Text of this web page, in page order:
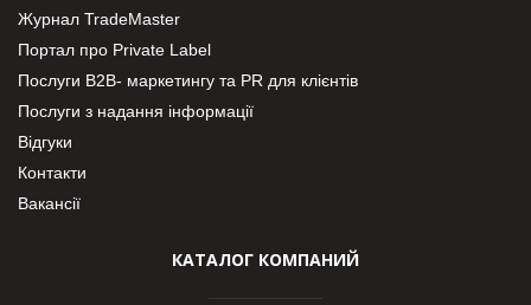
Журнал TradeMaster
Портал про Private Label
Послуги В2В- маркетингу та PR для клієнтів
Послуги з надання інформації
Відгуки
Контакти
Вакансії
КАТАЛОГ КОМПАНИЙ